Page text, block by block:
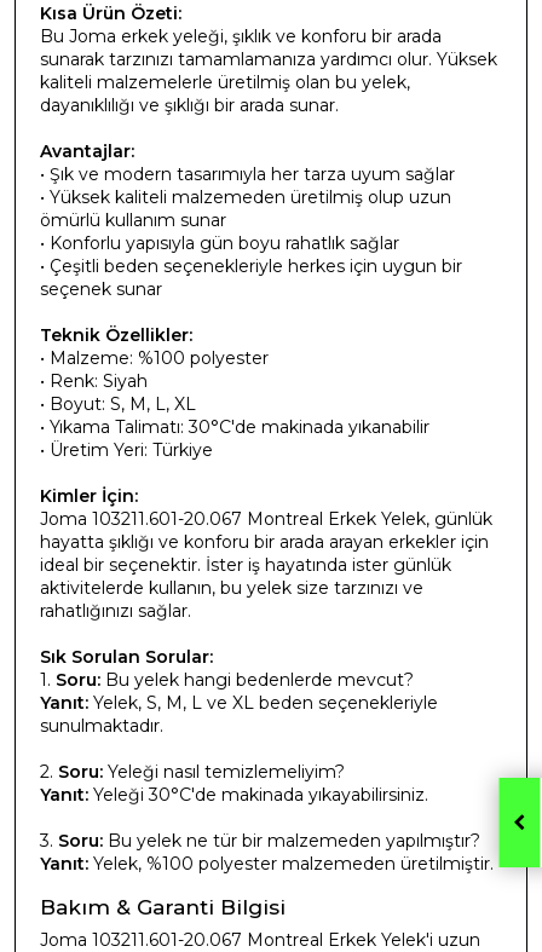
Kısa Ürün Özeti:
Bu Joma erkek yeleği, şıklık ve konforu bir arada
sunarak tarzınızı tamamlamanıza yardımcı olur. Yüksek
kaliteli malzemelerle üretilmiş olan bu yelek,
dayanıklılığı ve şıklığı bir arada sunar.
Avantajlar:
• Şık ve modern tasarımıyla her tarza uyum sağlar
• Yüksek kaliteli malzemeden üretilmiş olup uzun
ömürlü kullanım sunar
• Konforlu yapısıyla gün boyu rahatlık sağlar
• Çeşitli beden seçenekleriyle herkes için uygun bir
seçenek sunar
Teknik Özellikler:
• Malzeme: %100 polyester
• Renk: Siyah
• Boyut: S, M, L, XL
• Yıkama Talimatı: 30°C'de makinada yıkanabilir
• Üretim Yeri: Türkiye
Kimler İçin:
Joma 103211.601-20.067 Montreal Erkek Yelek, günlük
hayatta şıklığı ve konforu bir arada arayan erkekler için
ideal bir seçenektir. İster iş hayatında ister günlük
aktivitelerde kullanın, bu yelek size tarzınızı ve
rahatlığınızı sağlar.
Sık Sorulan Sorular:
1. Soru: Bu yelek hangi bedenlerde mevcut?
Yanıt: Yelek, S, M, L ve XL beden seçenekleriyle
sunulmaktadır.
2. Soru: Yeleği nasıl temizlemeliyim?
Yanıt: Yeleği 30°C'de makinada yıkayabilirsiniz.
3. Soru: Bu yelek ne tür bir malzemeden yapılmıştır?
Yanıt: Yelek, %100 polyester malzemeden üretilmiştir.
Bakım & Garanti Bilgisi
Joma 103211.601-20.067 Montreal Erkek Yelek'i uzun